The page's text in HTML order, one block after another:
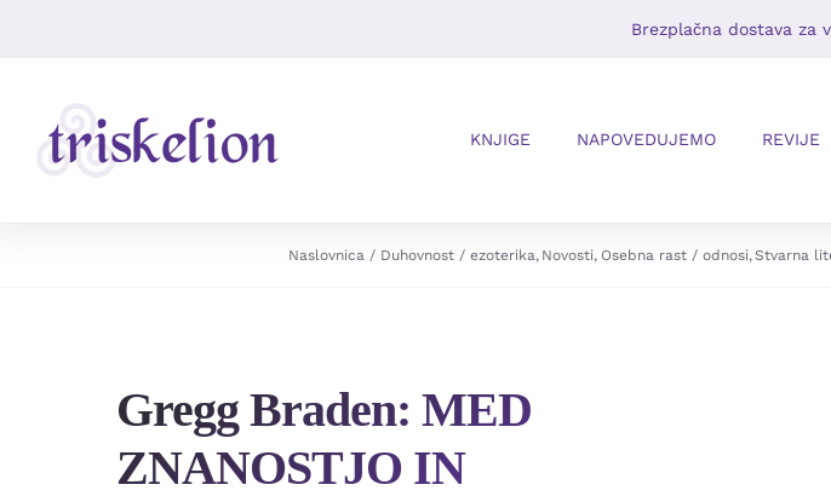
Brezplačna dostava za
KNJIGE NAPOVEDUJEMO REVIJE
Naslovnica Duhovnost / ezoterika Novosti Osebna rast / odnosi Stvarna
Gregg Braden: MED
ZNANOSTJO IN